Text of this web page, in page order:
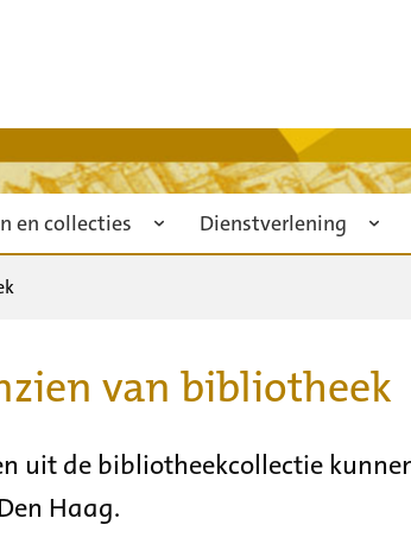
en collecties Dienstverlening
van bibliotheek
uit de bibliotheekcollectie
Haag.